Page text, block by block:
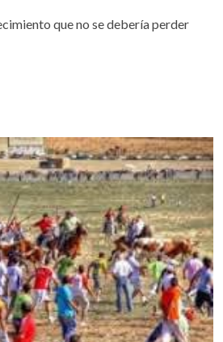
que no se debería perder